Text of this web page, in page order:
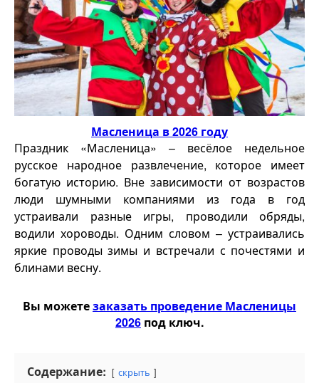
Масленица в 2026 году
Праздник «Масленица» – весёлое недельное
русское народное развлечение, которое имеет
богатую историю. Вне зависимости от возрастов
люди шумными компаниями из года в год
устраивали разные игры, проводили обряды,
водили хороводы. Одним словом – устраивались
яркие проводы зимы и встречали с почестями и
блинами весну.
Вы можетезаказать проведение Масленицы
2026 под ключ.
Содержание: скрыть